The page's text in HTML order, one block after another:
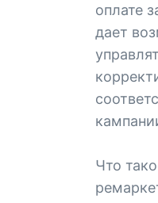
оплате
дает
Что